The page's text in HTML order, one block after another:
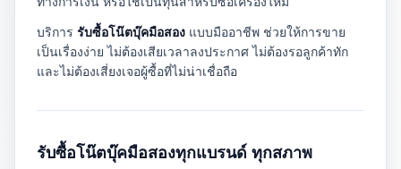
บริการ รับซื้อโน๊ตบุ๊คมือสอง แบบมืออาชีพ ช่วยให้การขาย
เป็นเรื่องง่าย ไม่ต้องเสียเวลาลงประกาศ ไม่ต้องรอลูกค้าทัก
และไม่ต้องเสี่ยงเจอผู้ซื้อที่ไม่น่าเชื่อถือ
รับซื้อโน๊ตบุ๊คมือสองทุกแบรนด์ ทุกสภาพ